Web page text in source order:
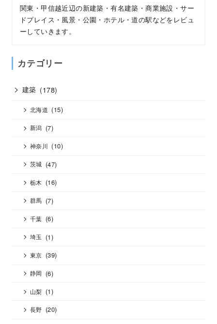
関東・甲信越近辺の新建築・有名建築・商業施設・サー
ドプレイス・風景・公園・ホテル・道の駅などをレビュ
ーしていきます。
カテゴリー
建築 (178)
北海道 (15)
新潟 (7)
神奈川 (10)
茨城 (47)
栃木 (16)
群馬 (7)
千葉 (6)
埼玉 (1)
東京 (39)
静岡 (6)
山梨 (1)
長野 (20)